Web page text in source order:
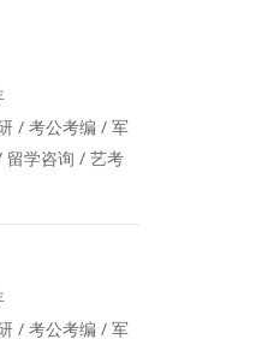
/ 考公考编 / 军
留学咨询 / 艺考
/ 考公考编 / 军